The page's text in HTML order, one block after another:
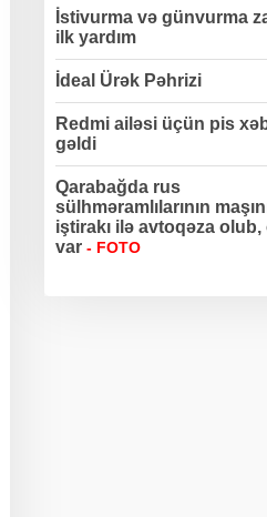
İstivurma və günvurma
ilk yardım
İdeal Ürək Pəhrizi
Redmi ailəsi üçün pis
gəldi
Qarabağda rus
sülhməramlılarının
iştirakı ilə avtoqəza olub,
var - FOTO